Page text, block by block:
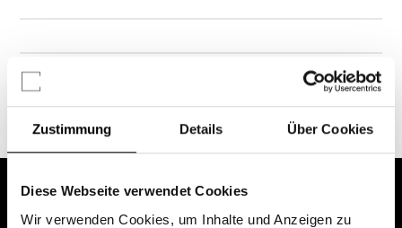
Zustimmung Details Über Cookies
Diese Webseite verwendet Cookies
Wir verwenden Cookies, um Inhalte und Anzeigen zu
Chancen & Risiken